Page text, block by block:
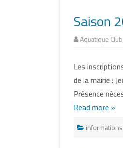
Saison
Aquatique
Les
de la mairie :
Présence
Read more »
informations